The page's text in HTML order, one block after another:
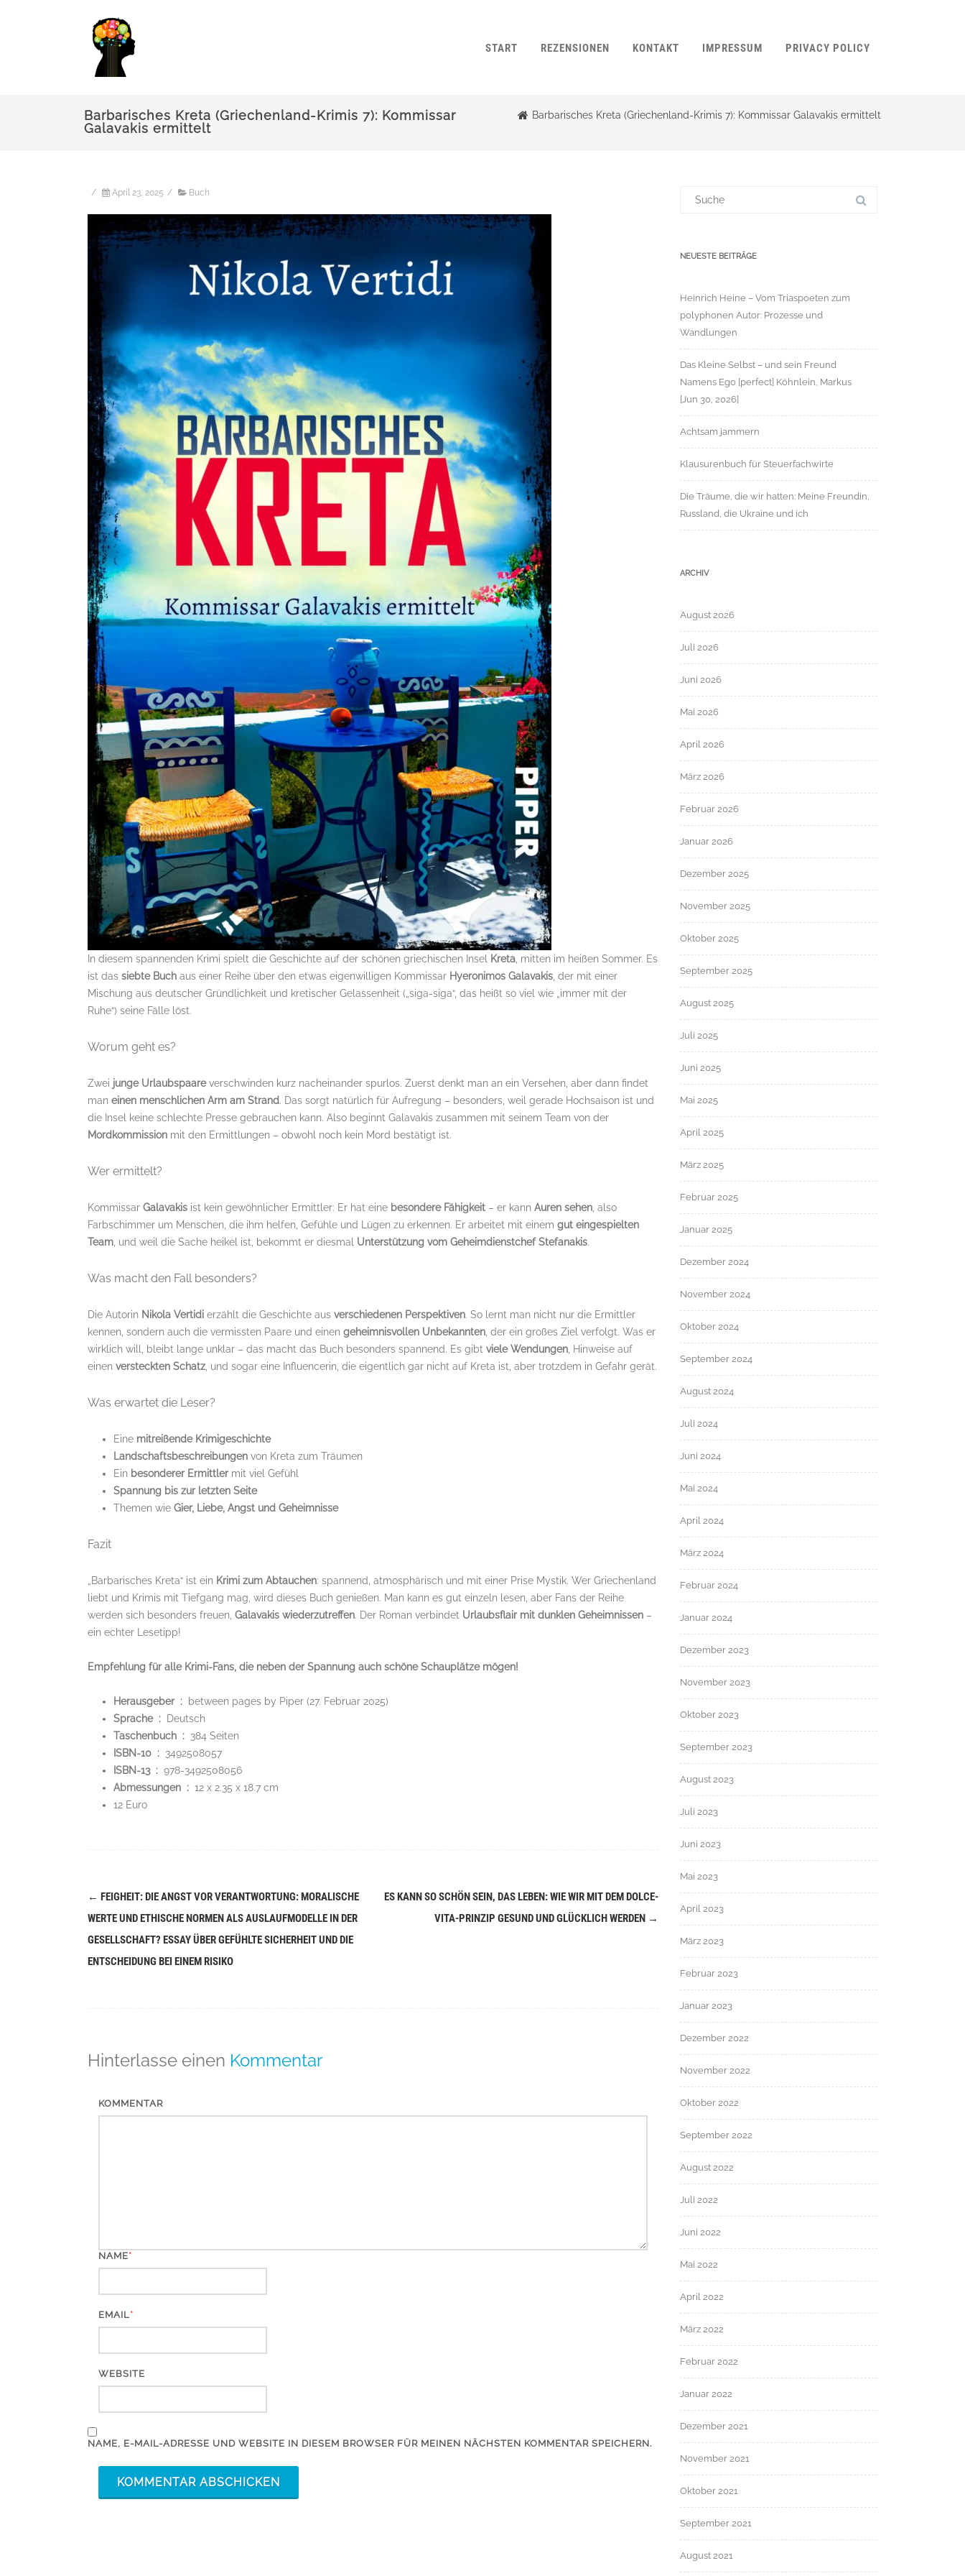
START REZENSIONEN KONTAKT IMPRESSUM PRIVACY POLICY
Barbarisches Kreta (Griechenland-Krimis 7): Kommissar
Galavakis ermittelt
Barbarisches Kreta (Griechenland-Krimis 7): Kommissar Galavakis ermittelt
/ April 23, 2025 / Buch
In diesem spannenden Krimi spielt die Geschichte auf der schönen griechischen Insel Kreta , mitten im heißen Sommer. Es
ist das siebte Buch aus einer Reihe über den etwas eigenwilligen Kommissar Hyeronimos Galavakis , der mit einer
Mischung aus deutscher Gründlichkeit und kretischer Gelassenheit („siga-siga“, das heißt so viel wie „immer mit der
Ruhe“) seine Fälle löst.
Worum geht es?
Zwei junge Urlaubspaareverschwinden kurz nacheinander spurlos. Zuerst denkt man an ein Versehen, aber dann findet
man einen menschlichen Arm am Strand. Das sorgt natürlich für Aufregung – besonders, weil gerade Hochsaison ist und
die Insel keine schlechte Presse gebrauchen kann. Also beginnt Galavakis zusammen mit seinem Team von der
Mordkommission mit den Ermittlungen – obwohl noch kein Mord bestätigt ist.
Wer ermittelt?
Kommissar Galavakis ist kein gewöhnlicher Ermittler: Er hat eine besondere Fähigkeit – er kann Auren sehen , also
Farbschimmer um Menschen, die ihm helfen, Gefühle und Lügen zu erkennen. Er arbeitet mit einem gut eingespielten
Team , und weil die Sache heikel ist, bekommt er diesmal Unterstützung vom Geheimdienstchef Stefanakis.
Was macht den Fall besonders?
Die Autorin Nikola Vertidi erzählt die Geschichte aus verschiedenen Perspektiven. So lernt man nicht nur die Ermittler
kennen, sondern auch die vermissten Paare und einen geheimnisvollen Unbekannten , der ein großes Ziel verfolgt. Was er
wirklich will, bleibt lange unklar – das macht das Buch besonders spannend. Es gibt viele Wendungen , Hinweise auf
einen versteckten Schatz , und sogar eine Influencerin, die eigentlich gar nicht auf Kreta ist, aber trotzdem in Gefahr gerät.
Was erwartet die Leser?
Eine mitreißende Krimigeschichte
Landschaftsbeschreibungen von Kreta zum Träumen
Ein besonderer Ermittlermit viel Gefühl
Spannung bis zur letzten Seite
Themen wie Gier, Liebe, Angst und Geheimnisse
Fazit
„Barbarisches Kreta“ ist ein Krimi zum Abtauchen: spannend, atmosphärisch und mit einer Prise Mystik. Wer Griechenland
liebt und Krimis mit Tiefgang mag, wird dieses Buch genießen. Man kann es gut einzeln lesen, aber Fans der Reihe
werden sich besonders freuen, Galavakis wiederzutreffen. Der Roman verbindet Urlaubsflair mit dunklen Geheimnissen –
ein echter Lesetipp!
Empfehlung für alle Krimi-Fans, die neben der Spannung auch schöne Schauplätze mögen!
Herausgeber ‏ : ‎
between pages by Piper (27. Februar 2025)
Sprache ‏ : ‎
Deutsch
Taschenbuch ‏ : ‎ 384 Seiten
ISBN-10 ‏ : ‎ 3492508057
ISBN-13 ‏ : ‎ 978-3492508056
Abmessungen ‏ : ‎ 12 x 2.35 x 18.7 cm
12 Euro
Navigation
(Beiträge)
← FEIGHEIT: DIE ANGST VOR VERANTWORTUNG: MORALISCHE
WERTE UND ETHISCHE NORMEN ALS AUSLAUFMODELLE IN DER
GESELLSCHAFT? ESSAY ÜBER GEFÜHLTE SICHERHEIT UND DIE
ENTSCHEIDUNG BEI EINEM RISIKO
ES KANN SO SCHÖN SEIN, DAS LEBEN: WIE WIR MIT DEM DOLCE-
VITA-PRINZIP GESUND UND GLÜCKLICH WERDEN →
Hinterlasse einen Kommentar
KOMMENTAR
NAME*
EMAIL*
WEBSITE
NAME, E-MAIL-ADRESSE UND WEBSITE IN DIESEM BROWSER FÜR MEINEN NÄCHSTEN KOMMENTAR SPEICHERN.
NEUESTE BEITRÄGE
Heinrich Heine – Vom Triaspoeten zum
polyphonen Autor: Prozesse und
Wandlungen
Das Kleine Selbst – und sein Freund
Namens Ego [perfect] Köhnlein, Markus
[Jun 30, 2026]
Achtsam jammern
Klausurenbuch für Steuerfachwirte
Die Träume, die wir hatten: Meine Freundin,
Russland, die Ukraine und ich
ARCHIV
August 2026
Juli 2026
Juni 2026
Mai 2026
April 2026
März 2026
Februar 2026
Januar 2026
Dezember 2025
November 2025
Oktober 2025
September 2025
August 2025
Juli 2025
Juni 2025
Mai 2025
April 2025
März 2025
Februar 2025
Januar 2025
Dezember 2024
November 2024
Oktober 2024
September 2024
August 2024
Juli 2024
Juni 2024
Mai 2024
April 2024
März 2024
Februar 2024
Januar 2024
Dezember 2023
November 2023
Oktober 2023
September 2023
August 2023
Juli 2023
Juni 2023
Mai 2023
April 2023
März 2023
Februar 2023
Januar 2023
Dezember 2022
November 2022
Oktober 2022
September 2022
August 2022
Juli 2022
Juni 2022
Mai 2022
April 2022
März 2022
Februar 2022
Januar 2022
Dezember 2021
November 2021
Oktober 2021
September 2021
August 2021